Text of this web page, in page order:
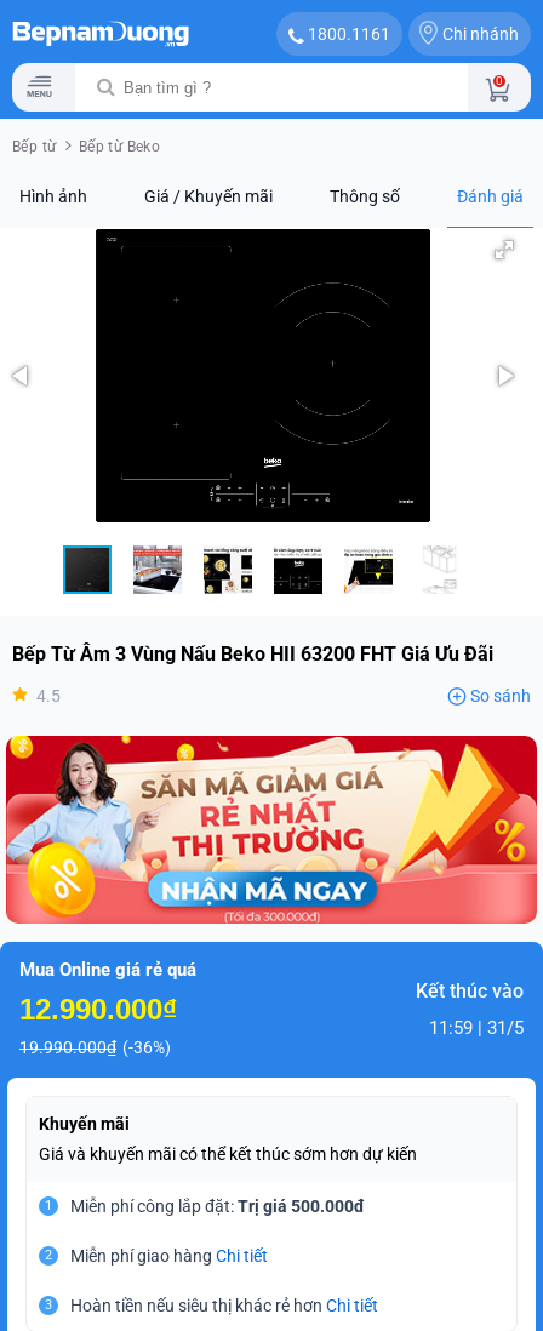
1800.1161 Chi nhánh
0
Bếp từ Bếp từ Beko
Hình ảnh Giá / Khuyến mãi Thông số Đánh giá
Bếp Từ Âm 3 Vùng Nấu Beko HII 63200 FHT Giá Ưu Đãi
4.5 So sánh
Mua Online giá rẻ quá
12.990.000₫
19.990.000₫ (-36%)
Kết thúc vào
11:59 | 31/5
Khuyến mãi
Giá và khuyến mãi có thể kết thúc sớm hơn dự kiến
1 Miễn phí công lắp đặt:Trị giá 500.000đ
2 Miễn phí giao hàng Chi tiết
3 Hoàn tiền nếu siêu thị khác rẻ hơn Chi tiết